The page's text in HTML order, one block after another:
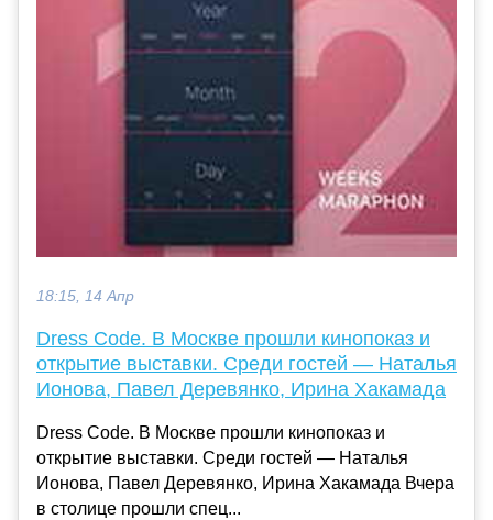
18:15, 14 Апр
Dress Code. В Москве прошли кинопоказ и
открытие выставки. Среди гостей — Наталья
Ионова, Павел Деревянко, Ирина Хакамада
Dress Code. В Москве прошли кинопоказ и
открытие выставки. Среди гостей — Наталья
Ионова, Павел Деревянко, Ирина Хакамада Вчера
в столице прошли спец...